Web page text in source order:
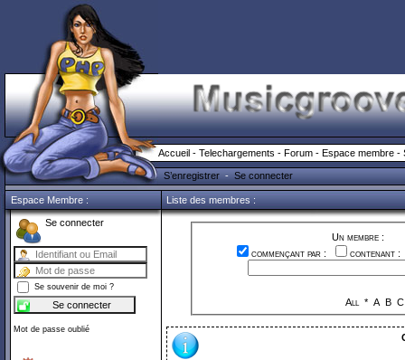
Accueil - Telechargements - Forum - Espace membre -
S’enregistrer-Se connecter
Espace Membre :
Se connecter
Se souvenir de moi ?
Mot de passe oublié
Liste des membres :
Un membre :
commençant par :
contenant
All * A B C